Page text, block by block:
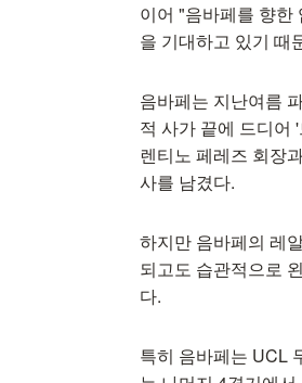
이어 "음바페를 향한
을 기대하고 있기 때
음바페는 지난여름
적 사가 끝에 드디어
렌티노 페레즈 회장
사를 남겼다.
하지만 음바페의 레
되고도 습관적으로
다.
특히 음바페는 UCL